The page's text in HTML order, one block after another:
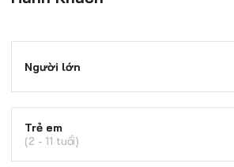
Người lớn
Trẻ em
(2 - 11 tuổi)